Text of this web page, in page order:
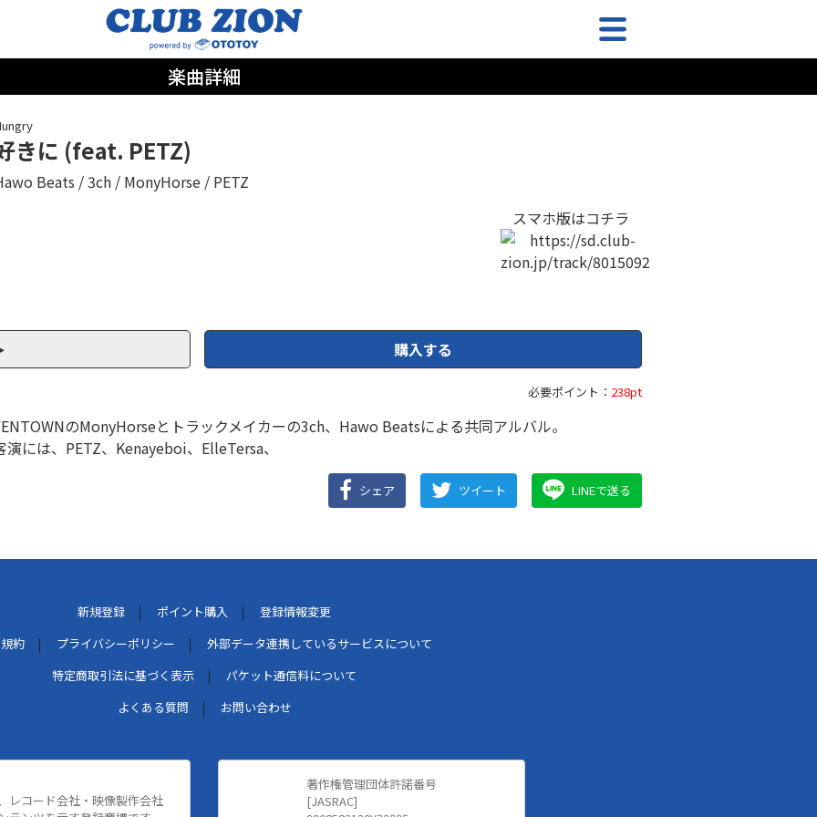
楽曲詳細
きに (feat. PETZ)
Beats 3ch MonyHorse
PETZ
スマホ版はコチラ
購入する
必要ポイント： 238pt
のMonyHorseとトラックメイカーの3ch、Hawo Beatsによる共同アルバル。
演には、PETZ、Kenayeboi、ElleTersa、
シェア ツイート LINEで送る
新規登録 ポイント購入
登録情報変更
約
プライバシーポリシー
外部データ連携しているサービスについて
特定商取引法に基づく表示
パケット通信料について
よくある質問
お問い合わせ
レコード会社・映像製作会社
著作権管理団体許諾番号
[JASRAC]